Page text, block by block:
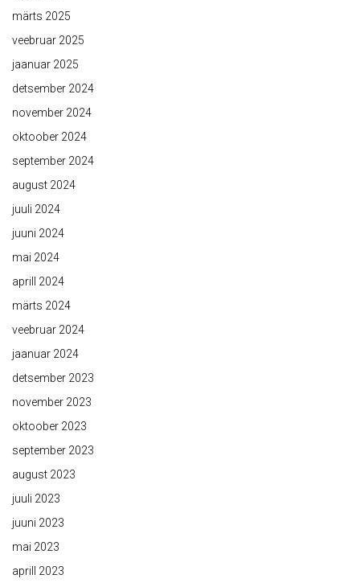
märts 2025
veebruar 2025
jaanuar 2025
detsember 2024
november 2024
oktoober 2024
september 2024
august 2024
juuli 2024
juuni 2024
mai 2024
aprill 2024
märts 2024
veebruar 2024
jaanuar 2024
detsember 2023
november 2023
oktoober 2023
september 2023
august 2023
juuli 2023
juuni 2023
mai 2023
aprill 2023